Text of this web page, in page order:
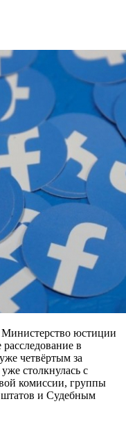
юстиции
в
четвёртым за
столкнулась с
комиссии, группы
штатов и Судебным